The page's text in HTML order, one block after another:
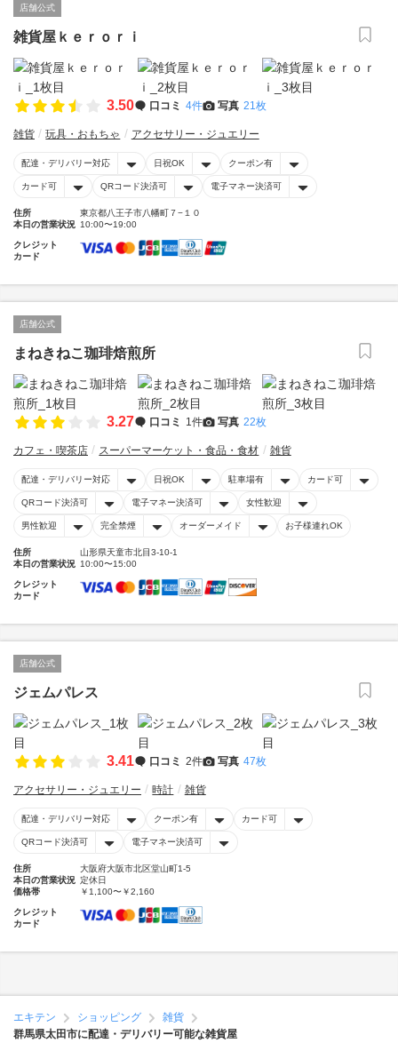
店舗公式
雑貨屋ｋｅｒｏｒｉ
3.50 口コミ 4件 写真 21枚
雑貨 玩具・おもちゃ アクセサリー・ジュエリー
配達・デリバリー対応 日祝OK クーポン有
カード可 QRコード決済可 電子マネー決済可
住所
東京都八王子市八幡町７−１０
本日の営業状況 10:00〜19:00
クレジット
カード
店舗公式
まねきねこ珈琲焙煎所
3.27 口コミ 1件 写真 22枚
カフェ・喫茶店 スーパーマーケット・食品・食材 雑貨
配達・デリバリー対応 日祝OK 駐車場有 カード可
QRコード決済可 電子マネー決済可 女性歓迎
男性歓迎 完全禁煙 オーダーメイド お子様連れOK
住所
山形県天童市北目3-10-1
本日の営業状況 10:00〜15:00
クレジット
カード
店舗公式
ジェムパレス
3.41 口コミ 2件 写真 47枚
アクセサリー・ジュエリー 時計 雑貨
配達・デリバリー対応 クーポン有 カード可
QRコード決済可 電子マネー決済可
住所
大阪府大阪市北区堂山町1-5
本日の営業状況 定休日
価格帯
￥1,100〜￥2,160
クレジット
カード
エキテン ショッピング
雑貨
群馬県太田市に配達・デリバリー可能な雑貨屋